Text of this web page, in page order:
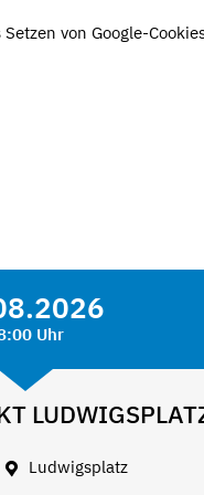
von Google-
Uhr
Ludwigsplatz